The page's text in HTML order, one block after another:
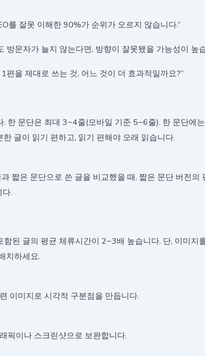
를 잘못 이해한 90%가 순위가 오르지 않습니다.”
방문자가 늘지 않는다면, 방향이 잘못됐을 가능성이 높
편을 제대로 쓰는 것, 어느 것이 더 효과적일까요?”
한 문단은 최대 3~4줄(모바일 기준 5~6줄). 한 문단에
글이 읽기 편하고, 읽기 편해야 오래 읽습니다.
짧은 문단으로 쓴 글을 비교했을 때, 짧은 문단 버전의
.
된 글의 평균 체류시간이 2~3배 높습니다. 단, 이미지
치하세요.
이미지로 시각적 구분점을 만듭니다.
픽이나 스크린샷으로 보완합니다.